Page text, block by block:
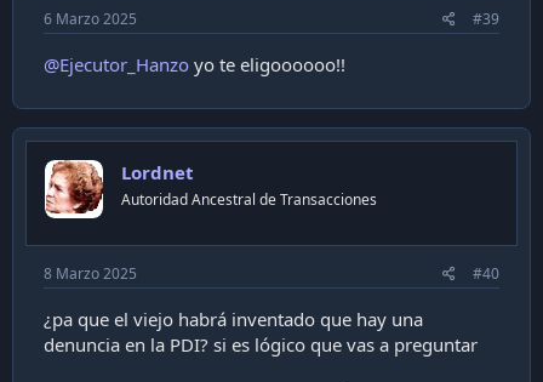
6 Marzo 2025 #39
@Ejecutor_Hanzo yo te eligoooooo!!
Lordnet
Autoridad Ancestral de Transacciones
8 Marzo 2025 #40
¿pa que el viejo habrá inventado que hay una
denuncia en la PDI? si es lógico que vas a preguntar